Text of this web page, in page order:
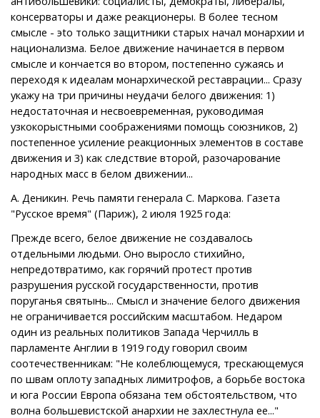
консерваторы и даже реакционеры. В более тесном
смысле - эto только защитники старых начал монархии и
национализма. Белое движение начинается в первом
смысле и кончается во втором, постепенно сужаясь и
переходя к идеалам монархической реставрации... Сразу
укажу на три причины неудачи белого движения: 1)
недостаточная и несвоевременная, руководимая
узкокорыстными соображениями помощь союзников, 2)
постепенное усиление реакционных элементов в составе
движения и 3) как следствие второй, разочарование
народных масс в белом движении...
А. Деникин. Речь памяти генерала С. Маркова. Газета
"Русское время" (Париж), 2 июля 1925 года:
Прежде всего, белое движение не создавалось
отдельными людьми. Оно выросло стихийно,
непредотвратимо, как горячий протест против
разрушения русской государственности, против
поруганья святынь... Смысл и значение белого движения
не ограничивается российским масштабом. Недаром
один из реальных политиков Запада Черчилль в
парламенте Англии в 1919 году говорил своим
соотечественникам: "Не колеблющемуся, трескающемуся
по швам оплоту западных лимитрофов, а борьбе востока
и юга России Европа обязана тем обстоятельством, что
волна большевистской анархии не захлестнула ее..."